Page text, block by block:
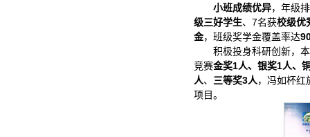
小班成绩优异，年级
级三好学生、7名获校级优
金，班级奖学金覆盖率达
积极投身科研创新，
竞赛金奖1人、银奖1人、
人、 三等奖3人，冯如杯红
项目。